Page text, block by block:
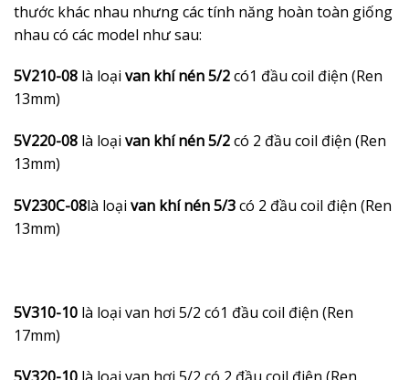
thước khác nhau nhưng các tính năng hoàn toàn giống
nhau có các model như sau:
5V210-08 là loại van khí nén 5/2có1 đầu coil điện (Ren
13mm)
5V220-08 là loại van khí nén 5/2có 2 đầu coil điện (Ren
13mm)
5V230C-08là loại van khí nén 5/3có 2 đầu coil điện (Ren
13mm)
5V310-10 là loại van hơi 5/2 có1 đầu coil điện (Ren
17mm)